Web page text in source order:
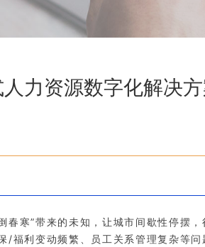
力资源数字化解决
寒”带来的未知，让城市间歇性停摆
福利变动频繁、员工关系管理复杂等问